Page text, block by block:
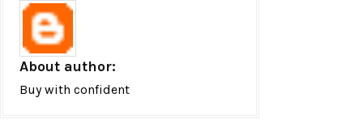
About author:
Buy with confident